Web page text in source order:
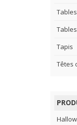
Tables
Tapis
Têtes